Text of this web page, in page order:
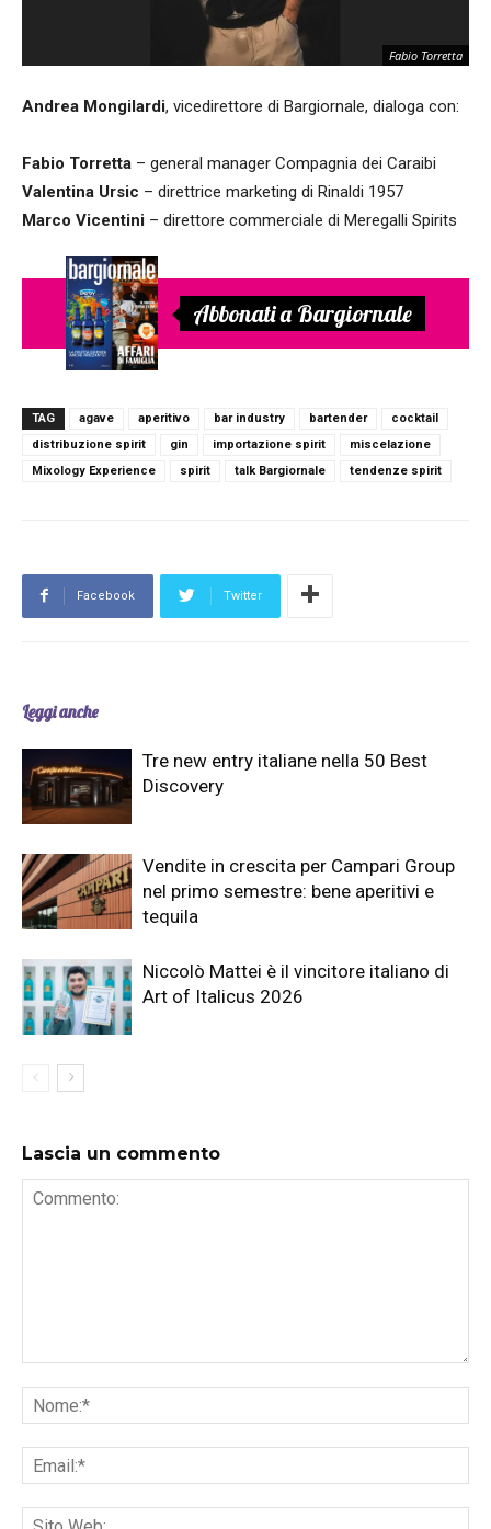
Fabio Torretta
Andrea Mongilardi, vicedirettore di Bargiornale, dialoga con:
Fabio Torretta – general manager Compagnia dei Caraibi
Valentina Ursic – direttrice marketing di Rinaldi 1957
Marco Vicentini – direttore commerciale di Meregalli Spirits
Abbonati a Bargiornale
TAG agave aperitivo bar industry bartender
cocktail
distribuzione spirit
gin importazione spirit
miscelazione
Mixology Experience
spirit talk Bargiornale tendenze spirit
Facebook Twitter
Leggi anche
Tre new entry italiane nella 50 Best
Discovery
Vendite in crescita per Campari Group
nel primo semestre: bene aperitivi e
tequila
Niccolò Mattei è il vincitore italiano di
Art of Italicus 2026
Lascia un commento